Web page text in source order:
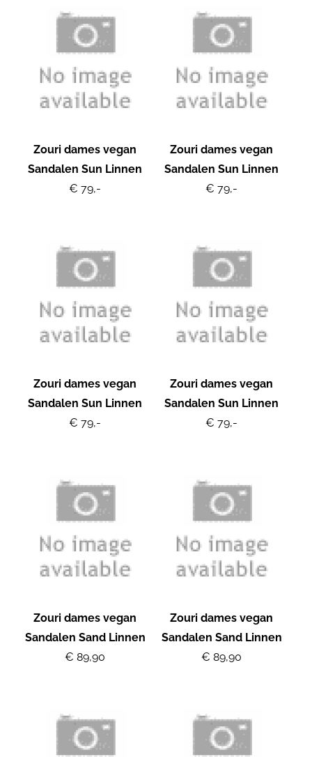
Zouri dames vegan
Sandalen Sun Linnen
€ 79,-
Zouri dames vegan
Sandalen Sun Linnen
€ 79,-
Zouri dames vegan
Sandalen Sun Linnen
€ 79,-
Zouri dames vegan
Sandalen Sun Linnen
€ 79,-
Zouri dames vegan
Sandalen Sand Linnen
€ 89,90
Zouri dames vegan
Sandalen Sand Linnen
€ 89,90